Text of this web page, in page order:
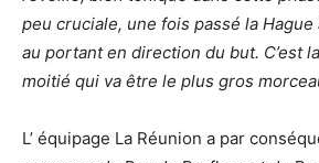
peu cruciale, une fois passé la
au portant en direction du but. C’est
moitié qui va être le plus gros
L’ équipage La Réunion a par